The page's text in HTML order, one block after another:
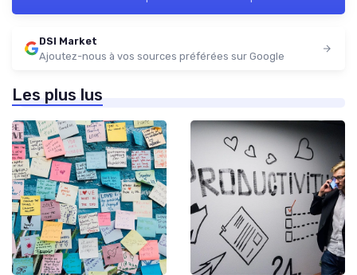
DSI Market
Ajoutez-nous à vos sources préférées sur Google
Les plus lus